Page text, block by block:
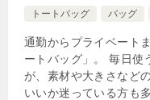
トートバッグ
バッグ
通勤からプライベート
ートバッグ」。 毎日使
が、素材や大きさなど
いいか迷っている方も